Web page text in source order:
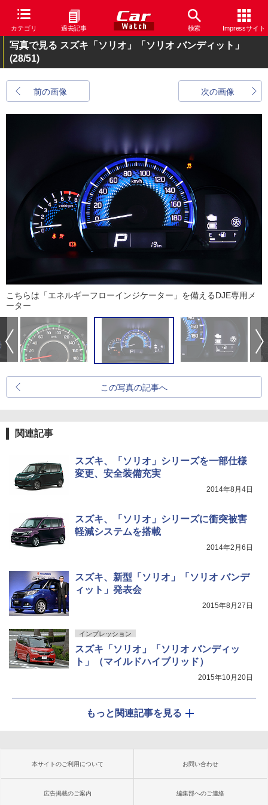
カテゴリ 過去記事 検索 Impressサイト
写真で見る スズキ「ソリオ」「ソリオ バンディット」
(28/51)
前の画像 次の画像
こちらは「エネルギーフローインジケーター」を備えるDJE専用メ
ーター
この写真の記事へ
関連記事
スズキ、「ソリオ」シリーズを一部仕様
変更、安全装備充実
2014年8月4日
スズキ、「ソリオ」シリーズに衝突被害
軽減システムを搭載
2014年2月6日
スズキ、新型「ソリオ」「ソリオ バンデ
ィット」発表会
2015年8月27日
インプレッション
スズキ「ソリオ」「ソリオ バンディッ
ト」（マイルドハイブリッド）
2015年10月20日
もっと関連記事を見る
本サイトのご利用について お問い合わせ
広告掲載のご案内 編集部へのご連絡